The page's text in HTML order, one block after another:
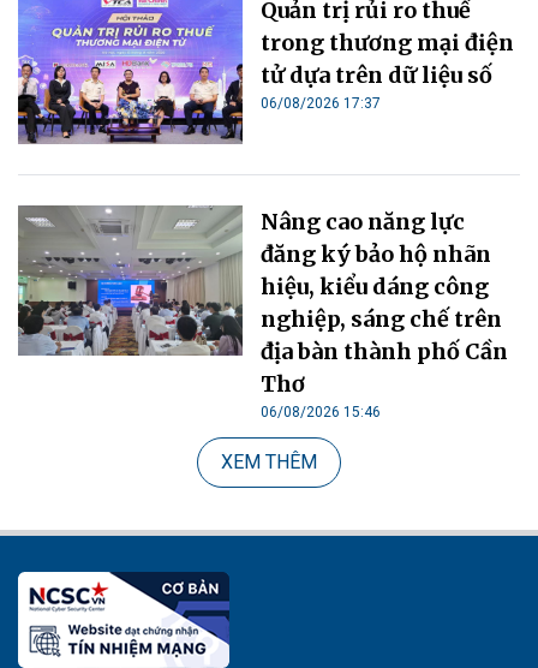
Quản trị rủi ro thuế
trong thương mại điện
tử dựa trên dữ liệu số
06/08/2026 17:37
Nâng cao năng lực
đăng ký bảo hộ nhãn
hiệu, kiểu dáng công
nghiệp, sáng chế trên
địa bàn thành phố Cần
Thơ
06/08/2026 15:46
XEM THÊM